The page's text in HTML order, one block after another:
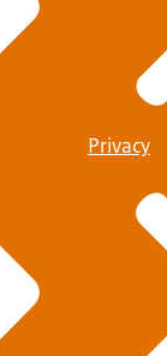
Privacy